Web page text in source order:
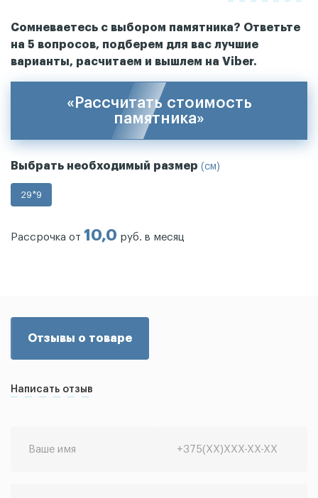
Сомневаетесь с выбором памятника? Ответьте
на 5 вопросов, подберем для вас лучшие
варианты, расчитаем и вышлем на Viber.
«Рассчитать стоимость
памятника»
Выбрать необходимый размер (см)
29*9
Рассрочка от 10,0 руб. в месяц
Отзывы о товаре
Написать отзыв